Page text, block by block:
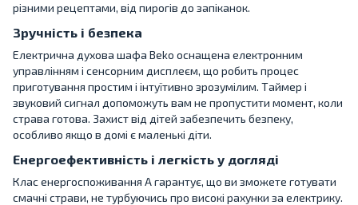
різними рецептами, від пирогів до запіканок.
Зручність і безпека
Електрична духова шафа Beko оснащена електронним
управлінням і сенсорним дисплеєм, що робить процес
приготування простим і інтуїтивно зрозумілим. Таймер і
звуковий сигнал допоможуть вам не пропустити момент, коли
страва готова. Захист від дітей забезпечить безпеку,
особливо якщо в домі є маленькі діти.
Енергоефективність і легкість у догляді
Клас енергоспоживання A гарантує, що ви зможете готувати
смачні страви, не турбуючись про високі рахунки за електрику.